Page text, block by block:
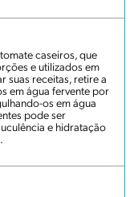
caseiros, que
e utilizados em
suas receitas, retire a
em água fervente por
os em água
pode ser
e hidratação